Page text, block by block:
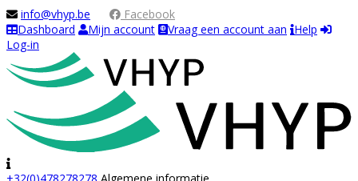
Facebook
Dashboard
Mijn account Vraag een account aan Help
Log-in